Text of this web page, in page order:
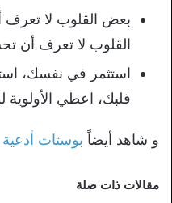
بعض القلوب لا تعرف
القلوب لا تعرف أن
استثمر في نفسك،
قلبك، اعطي الأولوية
و شاهد أيضاً بوستات أدعية
مقالات ذات صلة